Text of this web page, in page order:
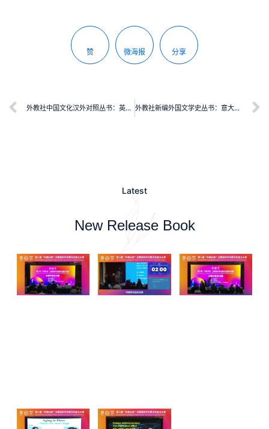
赞 微海报 分享
外教社中国文化汉外对照丛书：英译赵丽宏散文精选 外教社新编外国文学史丛书：意大利文学史（第3版）
Latest
New Release Book